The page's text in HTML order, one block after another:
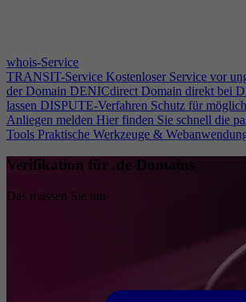
whois-Service
TRANSIT-Service Kostenloser Service vor
der Domain DENICdirect Domain direkt bei
lassen DISPUTE-Verfahren Schutz für
Anliegen melden Hier finden Sie schnell die
Tools Praktische Werkzeuge &
Verifikation für .de-Domains
Das müssen Sie tun